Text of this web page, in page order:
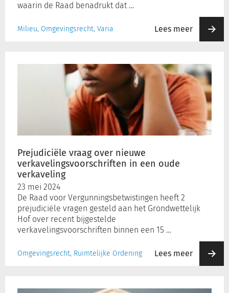
waarin de Raad benadrukt dat …
Milieu, Omgevingsrecht, Varia Lees meer
Prejudiciële vraag over nieuwe
verkavelingsvoorschriften in een oude
verkaveling
23 mei 2024
De Raad voor Vergunningsbetwistingen heeft 2
prejudiciële vragen gesteld aan het Grondwettelijk
Hof over recent bijgestelde
verkavelingsvoorschriften binnen een 15 …
Omgevingsrecht, Ruimtelijke Ordening Lees meer
verkavelingsvoorschriften
oude
verkaveling